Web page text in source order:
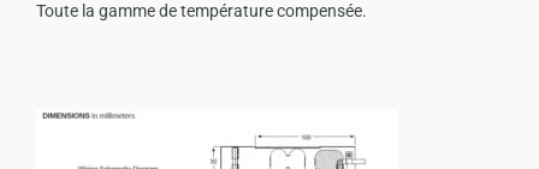
Toute la gamme de température compensée.